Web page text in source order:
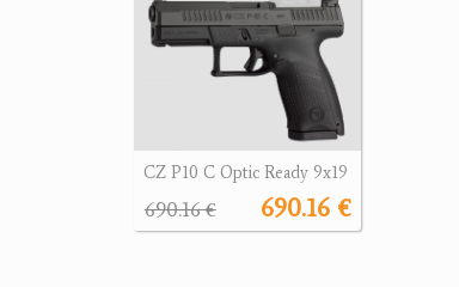
CZ P10 C Optic Ready 9x19
690.16 €
690.16 €